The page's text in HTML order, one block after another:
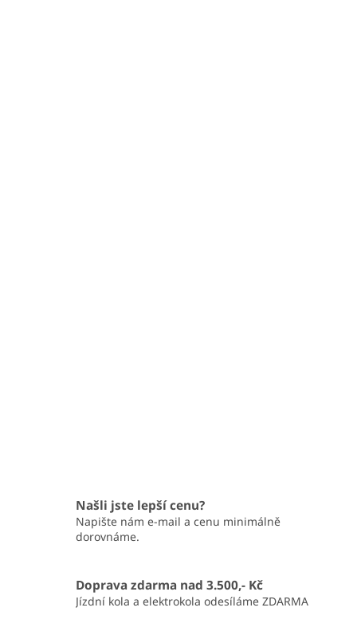
Našli jste lepší cenu?
Napište nám e-mail a cenu minimálně
dorovnáme.
Doprava zdarma nad 3.500,- Kč
Jízdní kola a elektrokola odesíláme ZDARMA